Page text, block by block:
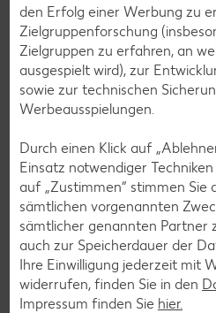
ROYAL ORANGE
-56%
0.69
1.59
Tiefkühlkost
Gültig vom 06.08. bis 12.08.
den Erfolg einer Werbung zu
Zielgruppenforschung
Zielgruppen zu erfahren, an
ausgespielt wird), zur
sowie zur technischen
Werbeausspielungen.
Durch einen Klick auf
Einsatz notwendiger
auf „Zustimmen“ stimmen Sie
sämtlichen vorgenannten
sämtlicher genannten Partner
auch zur Speicherdauer der
Ihre Einwilligung jederzeit mit
widerrufen, finden Sie in den
Impressum finden Sie hier.